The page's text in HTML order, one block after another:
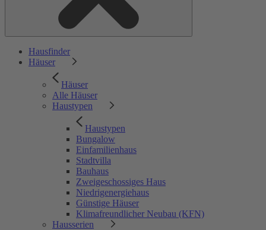
Hausfinder
Häuser
Häuser
Alle Häuser
Haustypen
Haustypen
Bungalow
Einfamilienhaus
Stadtvilla
Bauhaus
Zweigeschossiges Haus
Niedrigenergiehaus
Günstige Häuser
Klimafreundlicher Neubau (KFN)
Hausserien